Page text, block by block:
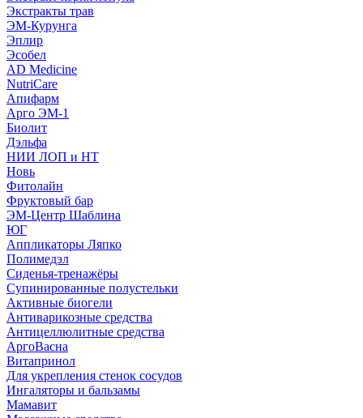
Экстракты трав
ЭМ-Курунга
Эплир
Эсобел
AD Medicine
NutriCare
Апифарм
Арго ЭМ-1
Биолит
Дэльфа
НИИ ЛОП и НТ
Новь
Фитолайн
Фруктовый бар
ЭМ-Центр Шаблина
ЮГ
Аппликаторы Ляпко
Полимедэл
Сиденья-тренажёры
Супинированные полустельки
Активные биогели
Антиварикозные средства
Антицеллюлитные средства
АргоВасна
Витапринол
Для укрепления стенок сосудов
Ингаляторы и бальзамы
Мамавит